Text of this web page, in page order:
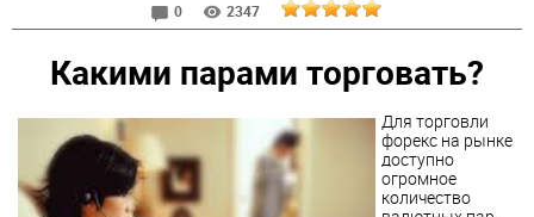
0
2347
Какими парами торговать?
Для торговли
форекс на рынке
доступно
огромное
количество